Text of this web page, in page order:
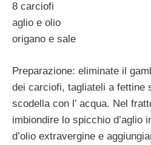
8 carciofi
aglio e olio
origano e sale
Preparazione: eliminate il
dei carciofi, tagliateli a fettine
scodella con l’ acqua. Nel
imbiondire lo spicchio d’aglio
d’olio extravergine e